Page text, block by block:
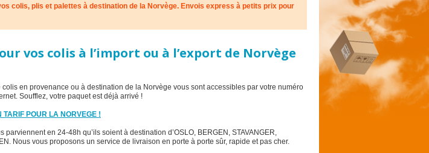
colis, plis et palettes à destination de la Norvège. Envois express à petits prix pour
vos colis à l’import ou à l’export de Norvège
en provenance ou à destination de la Norvège vous sont accessibles par votre numéro
Soufflez, votre paquet est déjà arrivé !
POUR LA NORVEGE !
parviennent en 24-48h qu’ils soient à destination d’OSLO, BERGEN, STAVANGER,
Nous vous proposons un service de livraison en porte à porte sûr, rapide et pas cher.